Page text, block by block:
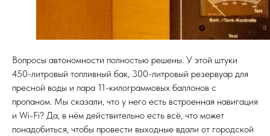
Вопросы автономности полностью решены. У этой штуки
450-литровый топливный бак, 300-литровый резервуар для
пресной воды и пара 11-килограммовых баллонов с
пропаном. Мы сказали, что у него есть встроенная навигация
и Wi-Fi? Да, в нём действительно есть всё, что может
понадобиться, чтобы провести выходные вдали от городской